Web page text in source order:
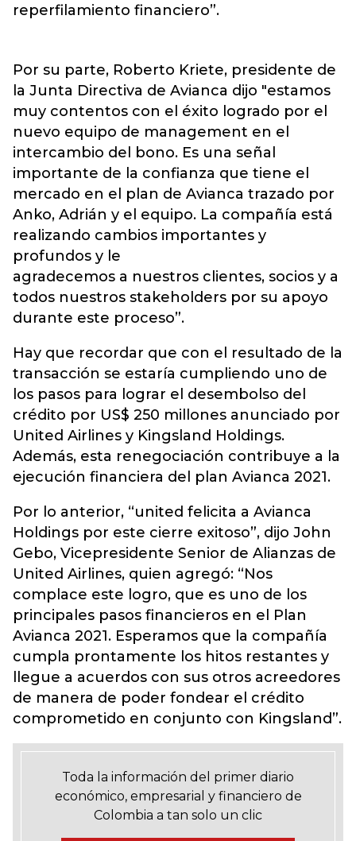
reperfilamiento financiero”.
Por su parte, Roberto Kriete, presidente de
la Junta Directiva de Avianca dijo "estamos
muy contentos con el éxito logrado por el
nuevo equipo de management en el
intercambio del bono. Es una señal
importante de la confianza que tiene el
mercado en el plan de Avianca trazado por
Anko, Adrián y el equipo. La compañía está
realizando cambios importantes y
profundos y le
agradecemos a nuestros clientes, socios y a
todos nuestros stakeholders por su apoyo
durante este proceso”.
Hay que recordar que con el resultado de la
transacción se estaría cumpliendo uno de
los pasos para lograr el desembolso del
crédito por US$ 250 millones anunciado por
United Airlines y Kingsland Holdings.
Además, esta renegociación contribuye a la
ejecución financiera del plan Avianca 2021.
Por lo anterior, “united felicita a Avianca
Holdings por este cierre exitoso”, dijo John
Gebo, Vicepresidente Senior de Alianzas de
United Airlines, quien agregó: “Nos
complace este logro, que es uno de los
principales pasos financieros en el Plan
Avianca 2021. Esperamos que la compañía
cumpla prontamente los hitos restantes y
llegue a acuerdos con sus otros acreedores
de manera de poder fondear el crédito
comprometido en conjunto con Kingsland”.
Toda la información del primer diario
económico, empresarial y financiero de
Colombia a tan solo un clic